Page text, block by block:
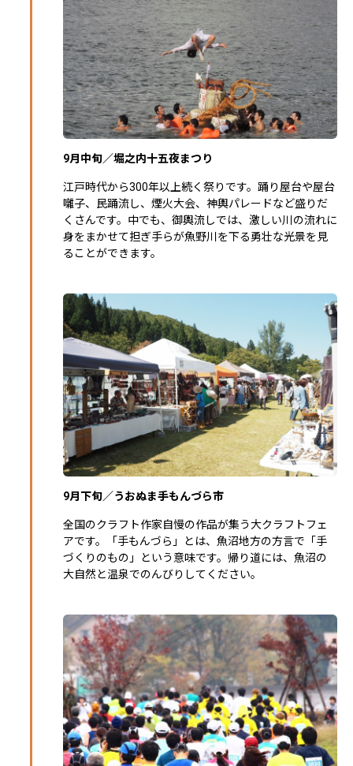
9月中旬／堀之内十五夜まつり
江戸時代から300年以上続く祭りです。踊り屋台や屋台
囃子、民踊流し、煙火大会、神輿パレードなど盛りだ
くさんです。中でも、御輿流しでは、激しい川の流れに
身をまかせて担ぎ手らが魚野川を下る勇壮な光景を見
ることができます。
9月下旬／うおぬま手もんづら市
全国のクラフト作家自慢の作品が集う大クラフトフェ
アです。「手もんづら」とは、魚沼地方の方言で「手
づくりのもの」という意味です。帰り道には、魚沼の
大自然と温泉でのんびりしてください。